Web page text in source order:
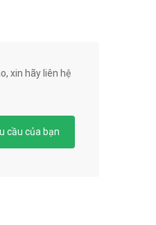
xin hãy liên hệ
cầu của bạn